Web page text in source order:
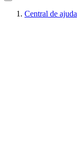
Central de ajuda